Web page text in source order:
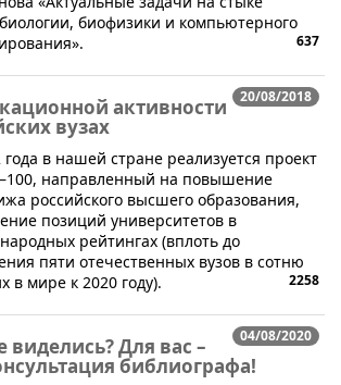
биофизики и компьютерного
637
20/08/2018
активности
вузах
года в нашей стране реализуется проект
направленный на повышение
российского высшего образования,
позиций университетов в
рейтингах (вплоть до
пяти отечественных вузов в сотню
в мире к 2020 году).
2258
04/08/2020
виделись? Для вас –
библиографа!